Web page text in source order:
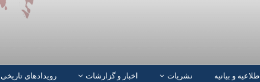
اطلاعیه و بیانیه نشریات اخبار و گزارشات رویدادهای تاریخی